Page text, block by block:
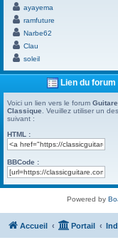
ayayema
ramfuture
Narbe62
Clau
soleil
Lien du forum
Voici un lien vers le forum Guitare
Classique . Veuillez utiliser un
suivant :
HTML :
BBCode :
Powered by
Accueil Portail